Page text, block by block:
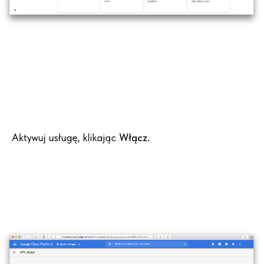
Aktywuj usługę, klikając Włącz.